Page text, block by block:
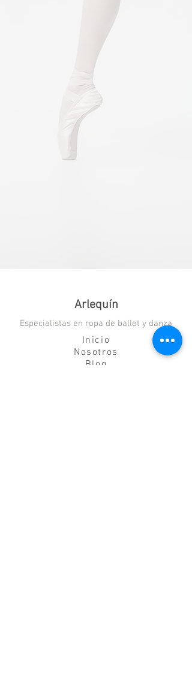
Arlequín
Especialistas en ropa de ballet y danza
Inicio
Nosotros
Blog